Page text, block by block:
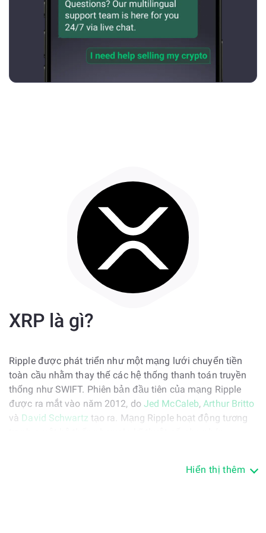
XRP là gì?
Ripple được phát triển như một mạng lưới chuyển tiền
toàn cầu nhằm thay thế các hệ thống thanh toán truyền
thống như SWIFT. Phiên bản đầu tiên của mạng Ripple
được ra mắt vào năm 2012, do Jed McCaleb,Arthur Britto
và David Schwartz tạo ra. Mạng Ripple hoạt động tương
Hiển thị thêm